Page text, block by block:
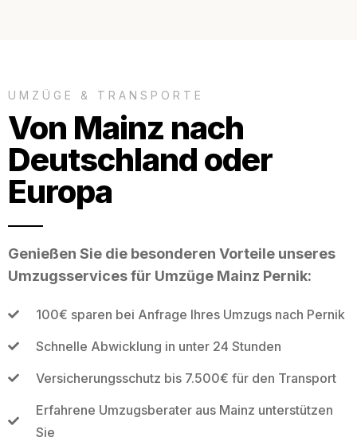
UMZÜGE & TRANSPORTE
Von Mainz nach
Deutschland oder
Europa
Genießen Sie die besonderen Vorteile unseres
Umzugsservices für Umzüge Mainz Pernik:
100€ sparen bei Anfrage Ihres Umzugs nach Pernik
Schnelle Abwicklung in unter 24 Stunden
Versicherungsschutz bis 7.500€ für den Transport
Erfahrene Umzugsberater aus Mainz unterstützen
Sie